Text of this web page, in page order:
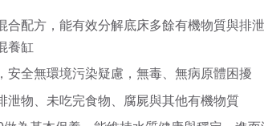
合配方，能有效分解底床多餘有機物質與排
養缸
安全無環境污染疑慮，無毒、無病原體困擾
泄物、未吃完食物、腐屍與其他有機物質